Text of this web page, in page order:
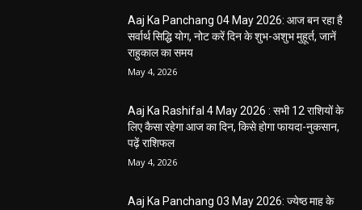
Aaj Ka Panchang 04 May 2026: आज बन रहा है
सर्वार्थ सिद्धि योग, नोट करें दिन के शुभ-अशुभ मुहूर्त, जानें
राहुकाल का समय
May 4, 2026
Aaj Ka Rashifal 4 May 2026 : सभी 12 राशियों के
लिए कैसा रहेगा आज का दिन, किसे होगा फायदा-नुकसान,
पढ़ें राशिफल
May 4, 2026
Aaj Ka Panchang 03 May 2026: ज्येष्ठ माह के